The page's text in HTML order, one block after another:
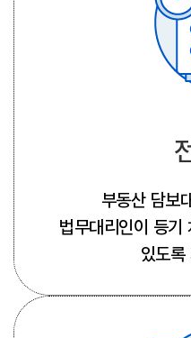
부동산 담보
법무대리인이 등기
있도록